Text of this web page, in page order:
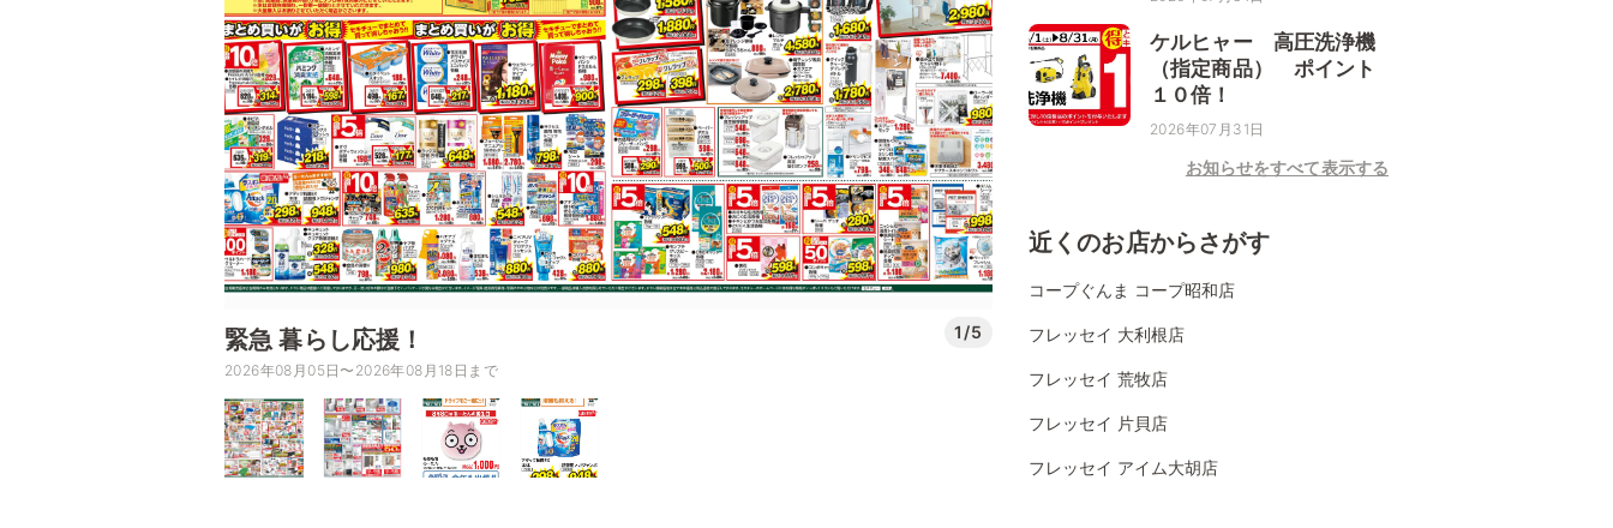
緊急 暮らし応援！ 1/5
2026年08月05日〜2026年08月18日まで
ケルヒャー 高圧洗浄機
（指定商品） ポイント
１０倍！
2026年07月31日
お知らせをすべて表示する
近くのお店からさがす
コープぐんま コープ昭和店
フレッセイ 大利根店
フレッセイ 荒牧店
フレッセイ 片貝店
フレッセイ アイム大胡店